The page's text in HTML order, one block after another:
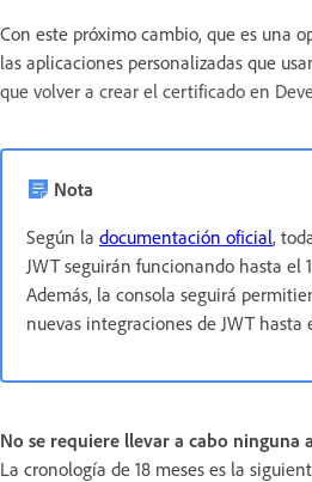
Con este próximo cambio, que es una
las aplicaciones personalizadas que
que volver a crear el certificado en
Nota
Según la documentación oficial,
JWT seguirán funcionando hasta el
Además, la consola seguirá
nuevas integraciones de JWT hasta
No se requiere llevar a cabo ninguna
La cronología de 18 meses es la